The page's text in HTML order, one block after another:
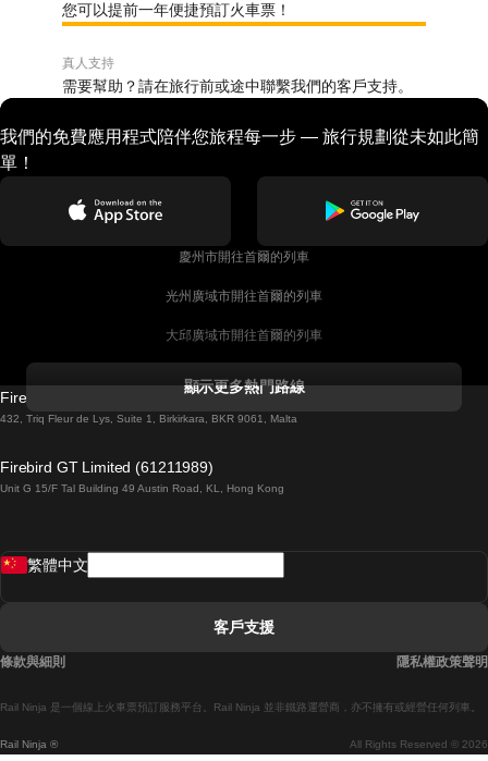
您可以提前一年便捷預訂火車票！
真人支持
需要幫助？請在旅行前或途中聯繫我們的客戶支持。
我們的免費應用程式陪伴您旅程每一步 — 旅行規劃從未如此簡
單！
慶州市開往首爾的列車
光州廣域市開往首爾的列車
大邱廣域市開往首爾的列車
都柏林開往戈尔韦的列車
羅馬開往拿坡里的列車
顯示更多熱門路線
Firebird GT Limited (OC 1451)
432, Triq Fleur de Lys, Suite 1, Birkirkara, BKR 9061, Malta
Firebird GT Limited (61211989)
Unit G 15/F Tal Building 49 Austin Road, KL, Hong Kong
Rail Ninja ® All Rights Reserved © 2026
Rail Ninja 是一個線上火車票預訂服務平台。Rail Ninja 並非鐵路運營商，亦不擁有或經營任何列車。
繁體中文
客戶支援
條款與細則 隱私權政策聲明